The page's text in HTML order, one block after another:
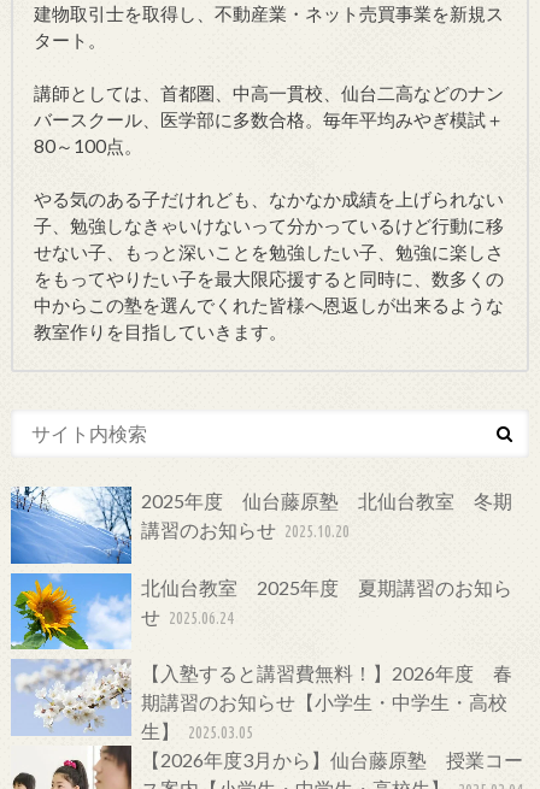
建物取引士を取得し、不動産業・ネット売買事業を新規ス
タート。
講師としては、首都圏、中高一貫校、仙台二高などのナン
バースクール、医学部に多数合格。毎年平均みやぎ模試＋
80～100点。
やる気のある子だけれども、なかなか成績を上げられない
子、勉強しなきゃいけないって分かっているけど行動に移
せない子、もっと深いことを勉強したい子、勉強に楽しさ
をもってやりたい子を最大限応援すると同時に、数多くの
中からこの塾を選んでくれた皆様へ恩返しが出来るような
教室作りを目指していきます。
2025年度 仙台藤原塾 北仙台教室 冬期
講習のお知らせ 2025.10.20
北仙台教室 2025年度 夏期講習のお知ら
せ 2025.06.24
【入塾すると講習費無料！】2026年度 春
期講習のお知らせ【小学生・中学生・高校
生】
2025.03.05
【2026年度3月から】仙台藤原塾 授業コー